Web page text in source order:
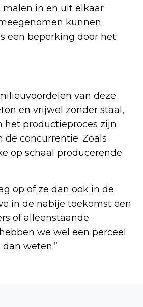
malen in en uit elkaar
kunnen
een beperking door het
van deze
en vrijwel zonder staal,
het productieproces zijn
concurrentie. Zoals
op schaal producerende
op of ze dan ook in de
in de nabije toekomst een
of alleenstaande
we wel een perceel
weten.”